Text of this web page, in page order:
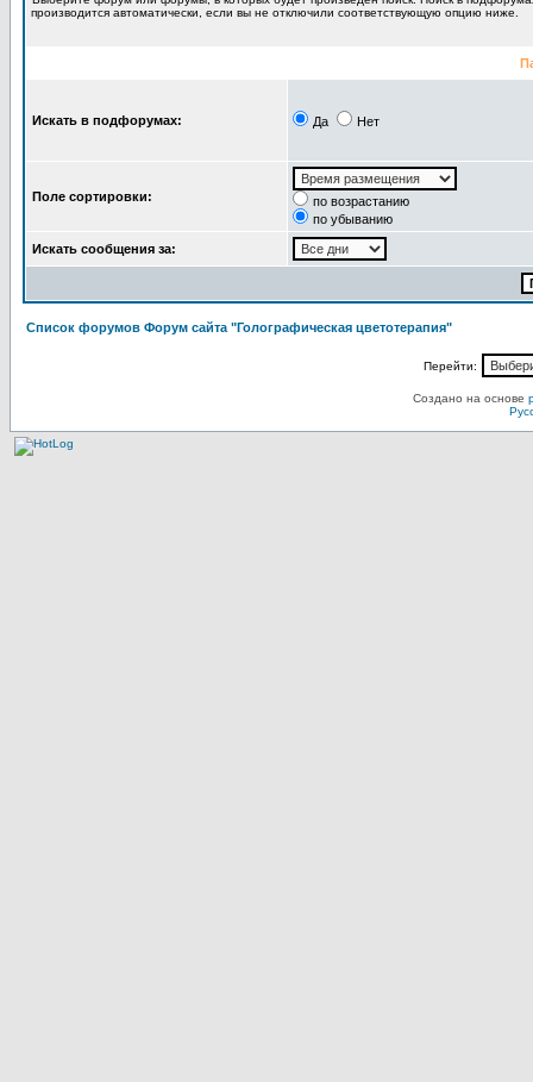
производится автоматически, если вы не отключили соответствующую опцию ниже.
Искать в подфорумах: Да Нет
Поле сортировки:
по возрастанию
по убыванию
Искать сообщения за:
Список форумов Форум сайта "Голографическая цветотерапия"
Перейти:
Создано на основе